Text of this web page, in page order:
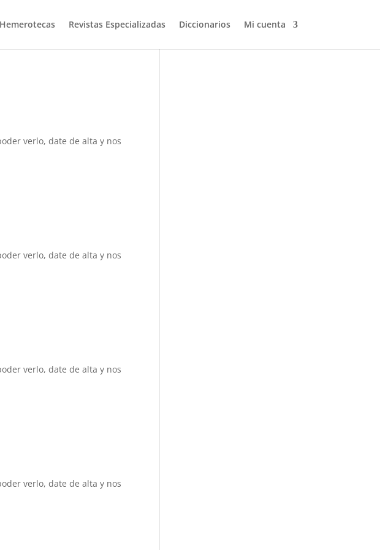
Hemerotecas Revistas Especializadas Diccionarios Mi cuenta
verlo, date de alta y nos
verlo, date de alta y nos
verlo, date de alta y nos
verlo, date de alta y nos